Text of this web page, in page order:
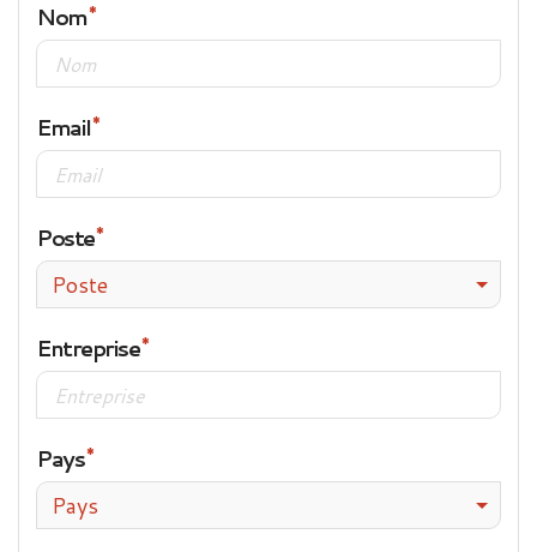
Nom
Email
Poste
Poste
Entreprise
Pays
Pays